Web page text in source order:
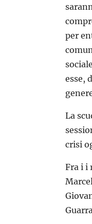
per
esse,
La
crisi
Fra i i